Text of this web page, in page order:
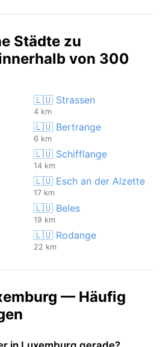
Städte zu
von 300
🇱🇺 Strassen
4 km
🇱🇺 Bertrange
6 km
🇱🇺 Schifflange
14 km
🇱🇺 Esch an der Alzette
17 km
🇱🇺 Beles
19 km
🇱🇺 Rodange
22 km
— Häufig